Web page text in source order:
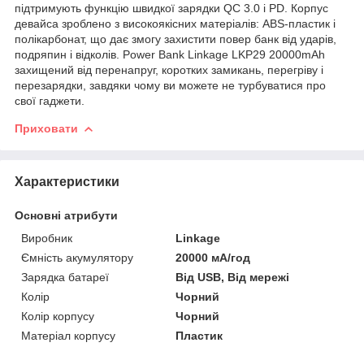
підтримують функцію швидкої зарядки QC 3.0 і PD. Корпус
девайса зроблено з високоякісних матеріалів: ABS-пластик і
полікарбонат, що дає змогу захистити повер банк від ударів,
подряпин і відколів. Power Bank Linkage LKP29 20000mAh
захищений від перенапруг, коротких замикань, перегріву і
перезарядки, завдяки чому ви можете не турбуватися про
свої гаджети.
Приховати
Характеристики
Основні атрибути
Виробник
Linkage
Ємність акумулятору
20000 мА/год
Зарядка батареї
Від USB, Від мережі
Колір
Чорний
Колір корпусу
Чорний
Матеріал корпусу
Пластик